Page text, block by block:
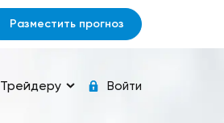
Разместить прогноз
Трейдеру Войти